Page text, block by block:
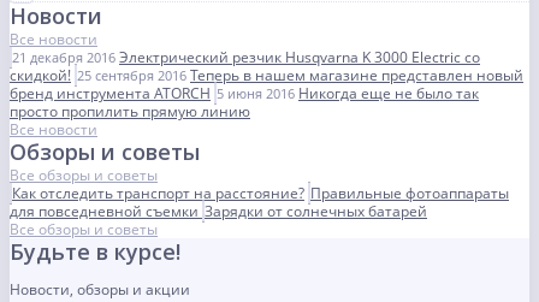
Новости
Все новости
21 декабря 2016 Электрический резчик Husqvarna K 3000 Electric со
скидкой! 25 сентября 2016 Теперь в нашем магазине представлен новый
бренд инструмента ATORCH 5 июня 2016 Никогда еще не было так
просто пропилить прямую линию
Все новости
Обзоры и советы
Все обзоры и советы
Как отследить транспорт на расстояние? Правильные фотоаппараты
для повседневной съемки Зарядки от солнечных батарей
Все обзоры и советы
Будьте в курсе!
Новости, обзоры и акции